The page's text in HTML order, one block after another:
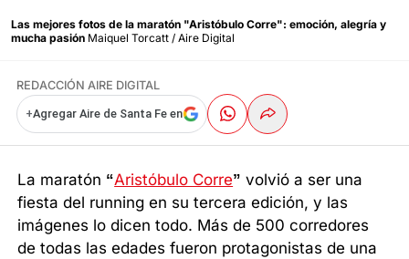
Las mejores fotos de la maratón "Aristóbulo Corre": emoción, alegría y
mucha pasión Maiquel Torcatt / Aire Digital
REDACCIÓN AIRE DIGITAL
+Agregar Aire de Santa Fe en
La maratón “Aristóbulo Corre” volvió a ser una
fiesta del running en su tercera edición, y las
imágenes lo dicen todo. Más de 500 corredores
de todas las edades fueron protagonistas de una